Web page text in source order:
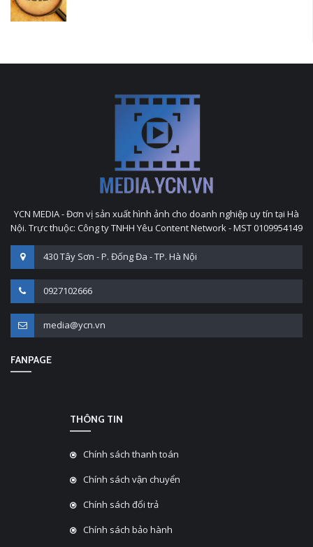
YCN MEDIA - Đơn vị sản xuất hình ảnh cho doanh nghiệp uy tín tại Hà
Nội. Trực thuộc: Công ty TNHH Yêu Content Network - MST 0109954149
430 Tây Sơn - P. Đống Đa - TP. Hà Nội
0927102666
media@ycn.vn
FANPAGE
THÔNG TIN
Chính sách thanh toán
Chính sách vận chuyển
Chính sách đổi trả
Chính sách bảo hành